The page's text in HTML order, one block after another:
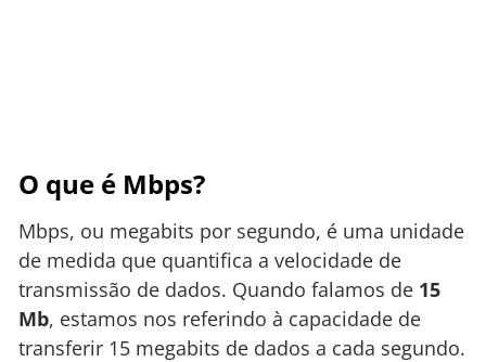
O que é Mbps?
Mbps, ou megabits por segundo, é uma unidade
de medida que quantifica a velocidade de
transmissão de dados. Quando falamos de 15
Mb, estamos nos referindo à capacidade de
transferir 15 megabits de dados a cada segundo.